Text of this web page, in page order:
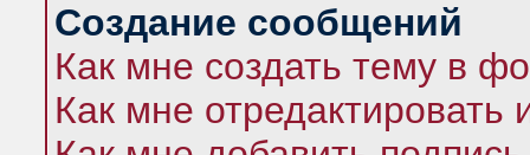
Создание сообщений
Как мне создать тему в
Как мне